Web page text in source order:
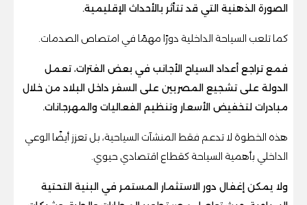
الصورة الذهنية التي قد تتأثر بالأحداث الإقليمية.
كما تلعب السياحة الداخلية دورًا مهمًا في امتصاص الصدمات.
فمع تراجع أعداد السياح الأجانب في بعض الفترات، تعمل
الدولة على تشجيع المصريين على السفر داخل البلاد من خلال
مبادرات لتخفيض الأسعار وتنظيم الفعاليات والمهرجانات.
هذه الخطوة لا تدعم فقط المنشآت السياحية، بل تعزز أيضًا الوعي
الداخلي بأهمية السياحة كقطاع اقتصادي حيوي.
ولا يمكن إغفال دور الاستثمار المستمر في البنية التحتية